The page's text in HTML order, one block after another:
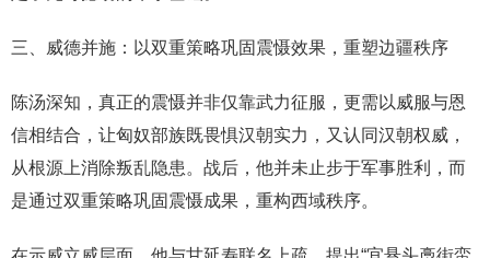
三、威德并施：以双重策略巩固震慑效果，重塑边疆秩序
陈汤深知，真正的震慑并非仅靠武力征服，更需以威服与恩
信相结合，让匈奴部族既畏惧汉朝实力，又认同汉朝权威，
从根源上消除叛乱隐患。战后，他并未止步于军事胜利，而
是通过双重策略巩固震慑成果，重构西域秩序。